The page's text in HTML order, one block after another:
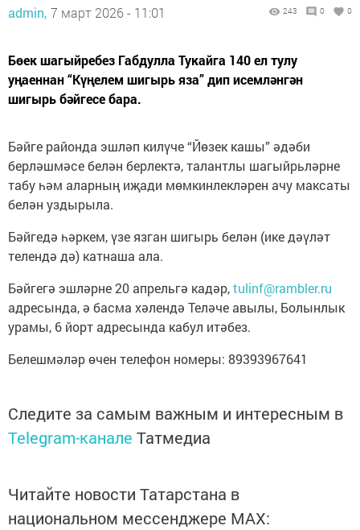
admin, 7 март 2026 - 11:01 243 0 0
Бөек шагыйребез Габдулла Тукайга 140 ел тулу
уңаеннан “Күңелем шигырь яза” дип исемләнгән
шигырь бәйгесе бара.
Бәйге районда эшләп килүче “Йөзек кашы” әдәби
берләшмәсе белән берлектә, талантлы шагыйрьләрне
табу һәм аларның иҗади мөмкинлекләрен ачу максаты
белән уздырыла.
Бәйгедә һәркем, үзе язган шигырь белән (ике дәүләт
телендә дә) катнаша ала.
Бәйгегә эшләрне 20 апрельгә кадәр,tulinf@rambler.ru
адресында, ә басма хәлендә Теләче авылы, Болынлык
урамы, 6 йорт адресында кабул итәбез.
Белешмәләр өчен телефон номеры: 89393967641
Следите за самым важным и интересным в
Telegram-канале Татмедиа
Читайте новости Татарстана в
национальном мессенджере MАХ: